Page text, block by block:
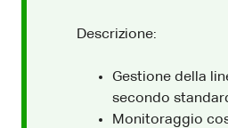
Descrizione:
Gestione della
secondo
Monitoraggio